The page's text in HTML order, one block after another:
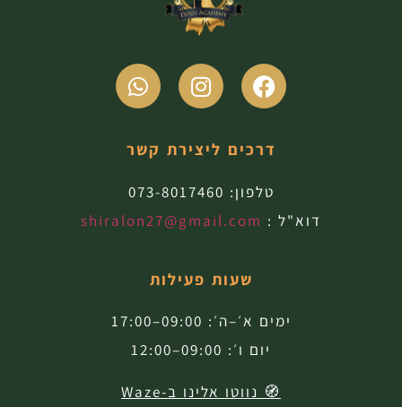
דרכים ליצירת קשר
טלפון: 073-8017460
דוא"ל : shiralon27@gmail.com
שעות פעילות
ימים א׳–ה׳: 09:00–17:00
יום ו׳: 09:00–12:00
🧭 נווטו אלינו ב-Waze